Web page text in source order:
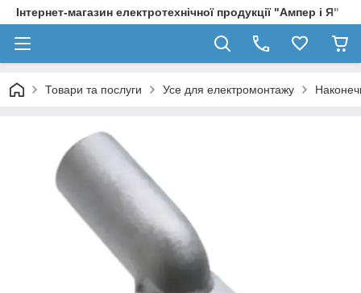
Інтернет-магазин електротехнічної продукції "Ампер і Я"
Товари та послуги Усе для електромонтажу